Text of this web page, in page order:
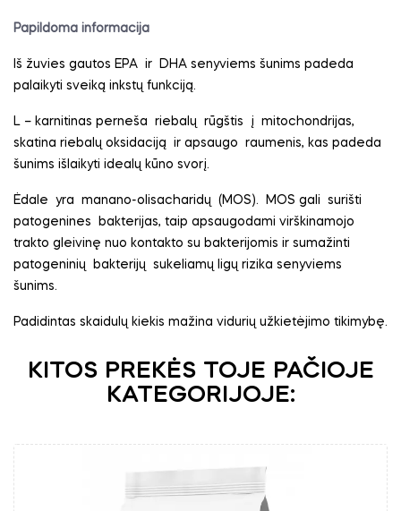
Papildoma informacija
Iš žuvies gautos EPA ir
DHA senyviems šunims padeda
palaikyti sveiką inkstų funkciją.
L – karnitinas perneša riebalų rūgštis į
mitochondrijas,
skatina riebalų oksidaciją
ir apsaugo
raumenis, kas padeda
šunims išlaikyti idealų kūno svorį.
Ėdale yra manano-olisacharidų (MOS). MOS gali
surišti
patogenines
bakterijas, taip apsaugodami virškinamojo
trakto gleivinę nuo kontakto su bakterijomis ir sumažinti
patogeninių
bakterijų
sukeliamų ligų rizika senyviems
šunims.
Padidintas skaidulų kiekis mažina vidurių užkietėjimo tikimybę.
KITOS PREKĖS TOJE PAČIOJE
KATEGORIJOJE: